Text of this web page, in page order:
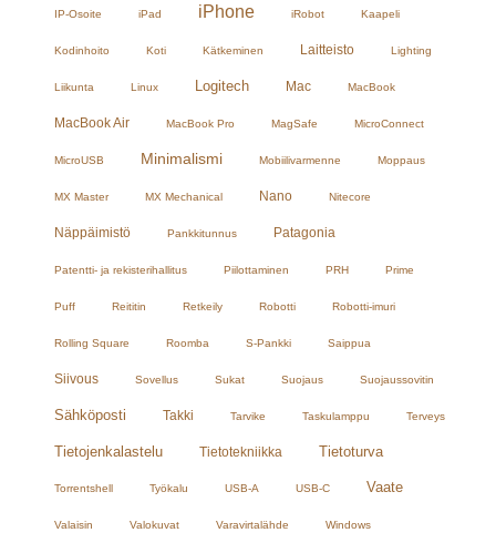
IP-Osoite iPad iPhone iRobot Kaapeli
Kodinhoito Koti Kätkeminen Laitteisto Lighting
Liikunta Linux Logitech Mac MacBook
MacBook Air MacBook Pro MagSafe MicroConnect
MicroUSB Minimalismi Mobiilivarmenne Moppaus
MX Master MX Mechanical Nano Nitecore
Näppäimistö Pankkitunnus Patagonia
Patentti- ja rekisterihallitus Piilottaminen PRH Prime
Puff Reititin Retkeily Robotti Robotti-imuri
Rolling Square Roomba S-Pankki Saippua
Siivous Sovellus Sukat Suojaus Suojaussovitin
Sähköposti Takki Tarvike Taskulamppu Terveys
Tietojenkalastelu Tietotekniikka Tietoturva
Torrentshell Työkalu USB-A USB-C Vaate
Valaisin Valokuvat Varavirtalähde Windows